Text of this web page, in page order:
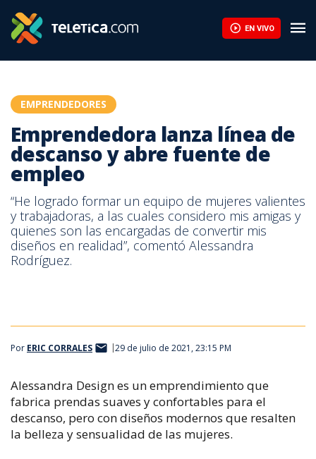
EN VIVO
EMPRENDEDORES
Emprendedora lanza línea de
descanso y abre fuente de
empleo
“He logrado formar un equipo de mujeres valientes
y trabajadoras, a las cuales considero mis amigas y
quienes son las encargadas de convertir mis
diseños en realidad”, comentó Alessandra
Rodríguez.
Por ERIC CORRALES 29 de julio de 2021, 23:15 PM
Alessandra Design es un emprendimiento que
fabrica prendas suaves y confortables para el
descanso, pero con diseños modernos que resalten
la belleza y sensualidad de las mujeres.